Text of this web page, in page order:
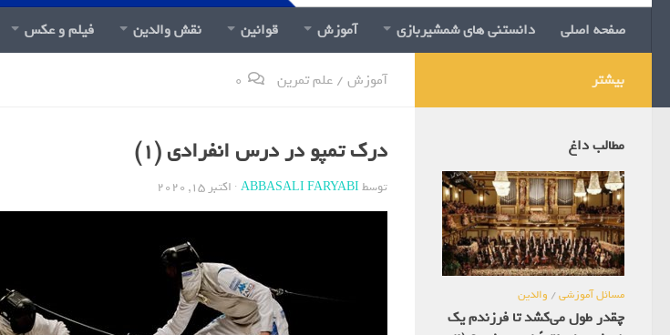
صفحه اصلی دانستنی های شمشیربازی آموزش قوانین نقش والدین فیلم و عکس
آموزش / علم تمرین 0
درک تمپو در درس انفرادی (1)
توسطABBASALI FARYABI
· اکتبر 15, 2020
بیشتر
مطالب داغ
مسائل آموزشی/ والدین
چقدر طول می‌کشد تا فرزندم یک